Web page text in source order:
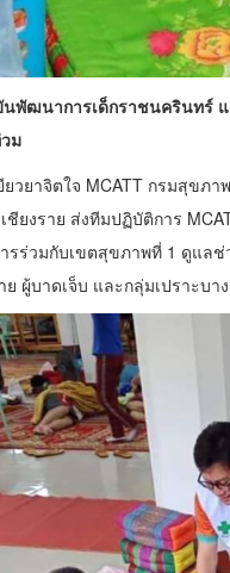
พัฒนาการเด็กราชนครินทร์
ม
วยาจิตใจ MCATT กรมสุข
ชียงราย ส่งทีมปฏิบัติการ
ร่วมกับเขตสุขภาพที่ 1 ดูแลช่
ผู้บาดเจ็บ และกลุ่มเปราะบาง​